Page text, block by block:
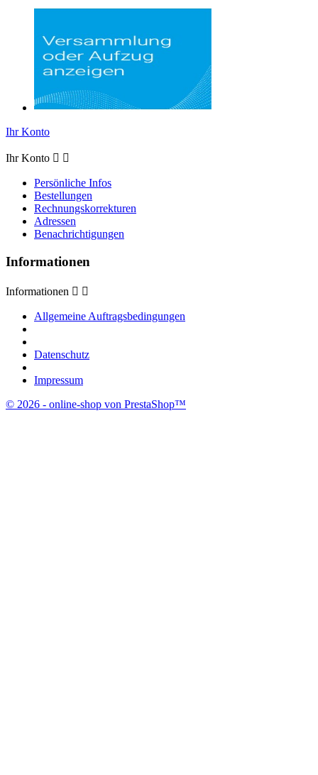
Ihr Konto
Ihr Konto  
Persönliche Infos
Bestellungen
Rechnungskorrekturen
Adressen
Benachrichtigungen
Informationen
Informationen  
Allgemeine Auftragsbedingungen
Datenschutz
Impressum
© 2026 - online-shop von PrestaShop™